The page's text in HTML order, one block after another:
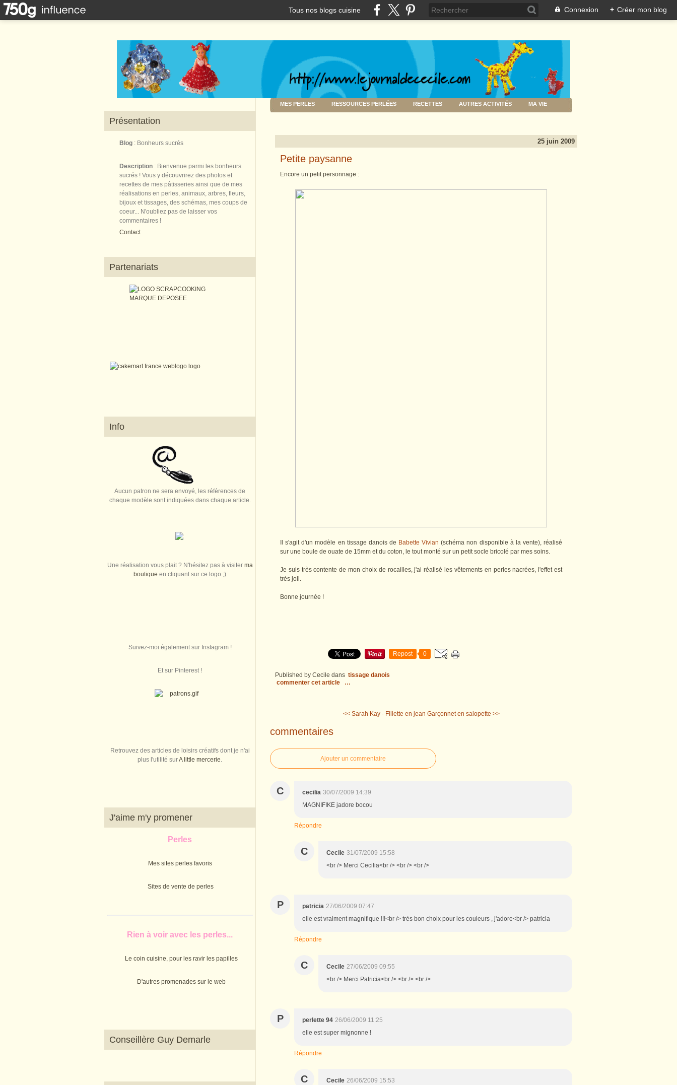
Tous nos blogs cuisine Connexion + Créer mon blog
Présentation
Blog : Bonheurs sucrés
Description : Bienvenue parmi les bonheurs
sucrés ! Vous y découvrirez des photos et
recettes de mes pâtisseries ainsi que de mes
réalisations en perles, animaux, arbres, fleurs,
bijoux et tissages, des schémas, mes coups de
coeur... N'oubliez pas de laisser vos
commentaires !
Contact
Partenariats
Info
Aucun patron ne sera envoyé, les références de
chaque modèle sont indiquées dans chaque article.
Une réalisation vous plait ? N'hésitez pas à visiter ma
boutique en cliquant sur ce logo ;)
Suivez-moi également sur Instagram !
Et sur Pinterest !
Retrouvez des articles de loisirs créatifs dont je n'ai
plus l'utilité surA little mercerie.
J'aime m'y promener
Perles
Mes sites perles favoris
Sites de vente de perles
Rien à voir avec les perles...
Le coin cuisine, pour les ravir les papilles
D'autres promenades sur le web
Conseillère Guy Demarle
MES PERLES RESSOURCES PERLÉES RECETTES AUTRES ACTIVITÉS MA VIE
25 juin 2009
Petite paysanne
Encore un petit personnage :
Il s'agit d'un modèle en tissage danois de Babette Vivian (schéma non disponible à la vente), réalisé
sur une boule de ouate de 15mm et du coton, le tout monté sur un petit socle bricolé par mes soins.
Je suis très contente de mon choix de rocailles, j'ai réalisé les vêtements en perles nacrées, l'effet est
très joli.
Bonne journée !
Repost 0
Published by Cecile dans tissage danois
commenter cet article
…
<< Sarah Kay - Fillette en jean Garçonnet en salopette >>
commentaires
Ajouter un commentaire
C cecilia 30/07/2009 14:39
MAGNIFIKE jadore bocou
Répondre
C Cecile 31/07/2009 15:58
<br /> Merci Cecilia<br /> <br /> <br />
P patricia 27/06/2009 07:47
elle est vraiment magnifique !!!<br /> très bon choix pour les couleurs , j'adore<br /> patricia
Répondre
C Cecile 27/06/2009 09:55
<br /> Merci Patricia<br /> <br /> <br />
P perlette 94 26/06/2009 11:25
elle est super mignonne !
Répondre
C Cecile 26/06/2009 15:53